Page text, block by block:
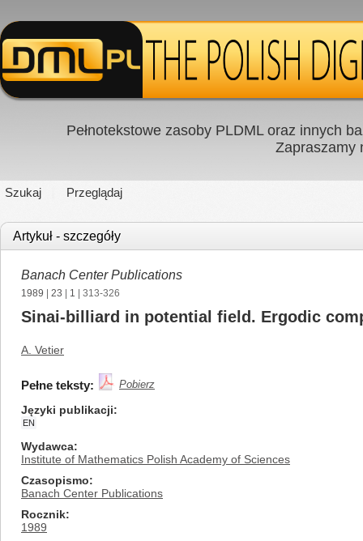
Pełnotekstowe zasoby PLDML oraz innych
Zapraszamy
Szukaj Przeglądaj
Artykuł - szczegóły
Banach Center Publications
1989 23 1 | 313-326
Sinai-billiard in potential field. Ergodic
A. Vetier
Pełne teksty: Pobierz
Języki publikacji
EN
Wydawca
Institute of Mathematics Polish Academy of Sciences
Czasopismo
Banach Center Publications
Rocznik
1989